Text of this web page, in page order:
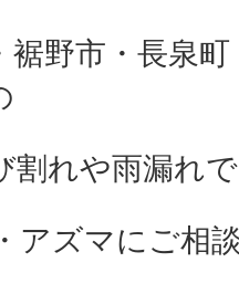
裾野市・長泉
割れや雨漏れ
アズマにご相